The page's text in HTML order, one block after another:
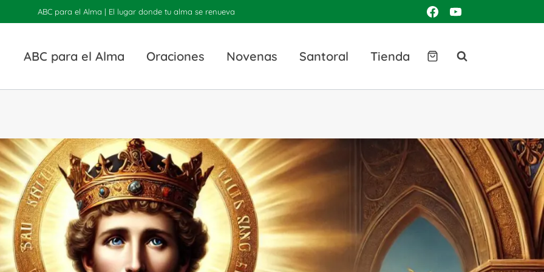
ABC para el Alma | El lugar donde tu alma se renueva
ABC para el Alma Oraciones Novenas Santoral Tienda